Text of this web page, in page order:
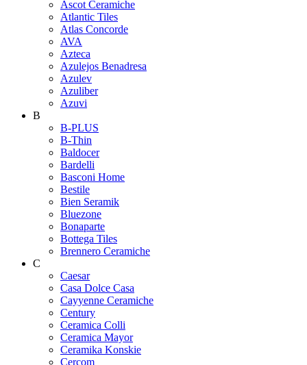
Ascot Ceramiche
Atlantic Tiles
Atlas Concorde
AVA
Azteca
Azulejos Benadresa
Azulev
Azuliber
Azuvi
B
B-PLUS
B-Thin
Baldocer
Bardelli
Basconi Home
Bestile
Bien Seramik
Bluezone
Bonaparte
Bottega Tiles
Brennero Ceramiche
C
Caesar
Casa Dolce Casa
Cayyenne Ceramiche
Century
Ceramica Colli
Ceramica Mayor
Ceramika Konskie
Cercom